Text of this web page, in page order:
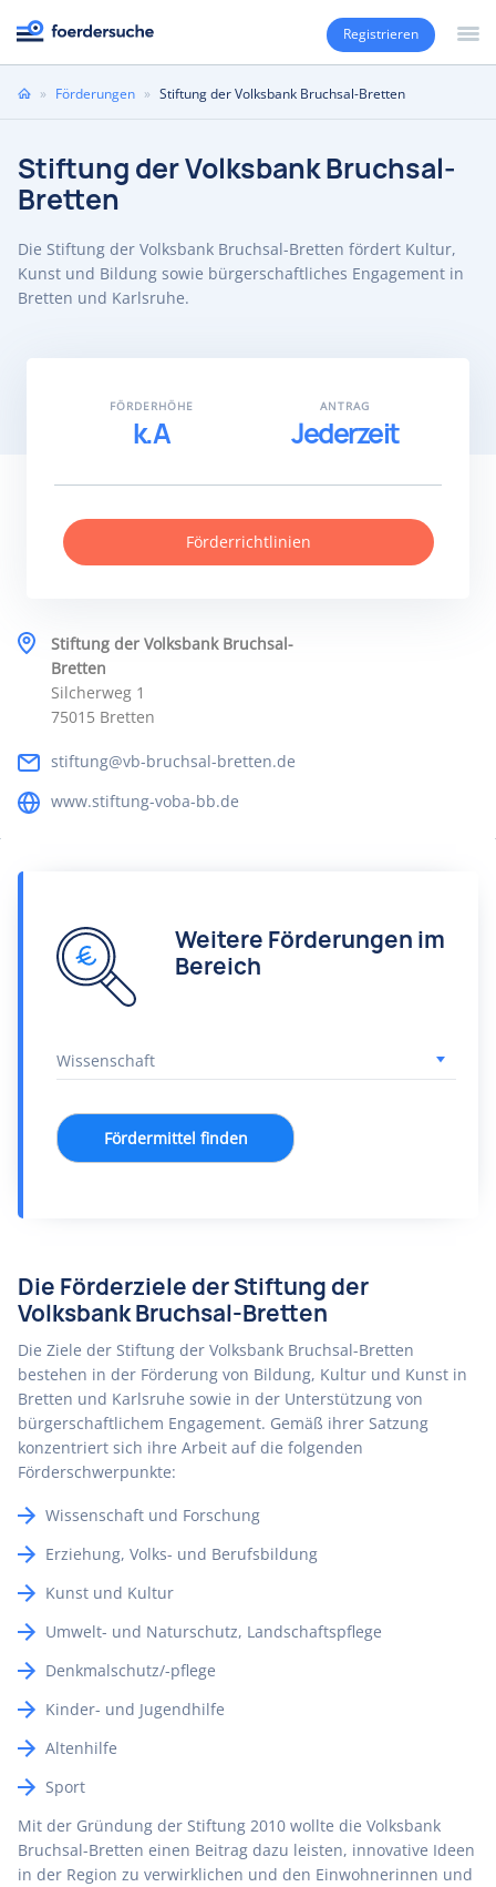
Registrieren
Sie» Förderungen » Stiftung der Volksbank Bruchsal-Bretten
Stiftung der Volksbank Bruchsal-
Bretten
Die Stiftung der Volksbank Bruchsal-Bretten fördert Kultur,
Kunst und Bildung sowie bürgerschaftliches Engagement in
Bretten und Karlsruhe.
Stiftung der Volksbank Bruchsal-
Bretten
Silcherweg 1
75015 Bretten
stiftung@vb-bruchsal-bretten.de
www.stiftung-voba-bb.de
FÖRDERHÖHE
k.A
ANTRAG
Jederzeit
Förderrichtlinien
Weitere Förderungen im
Bereich
Fördermittel finden
Die Förderziele der Stiftung der
Volksbank Bruchsal-Bretten
Die Ziele der Stiftung der Volksbank Bruchsal-Bretten
bestehen in der Förderung von Bildung, Kultur und Kunst in
Bretten und Karlsruhe sowie in der Unterstützung von
bürgerschaftlichem Engagement. Gemäß ihrer Satzung
konzentriert sich ihre Arbeit auf die folgenden
Förderschwerpunkte:
Wissenschaft und Forschung
Erziehung, Volks- und Berufsbildung
Kunst und Kultur
Umwelt- und Naturschutz, Landschaftspflege
Denkmalschutz/-pflege
Kinder- und Jugendhilfe
Altenhilfe
Sport
Mit der Gründung der Stiftung 2010 wollte die Volksbank
Bruchsal-Bretten einen Beitrag dazu leisten, innovative Ideen
in der Region zu verwirklichen und den Einwohnerinnen und